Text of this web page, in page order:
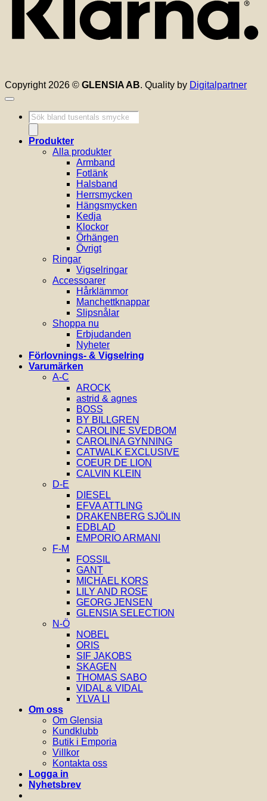
Copyright 2026 © GLENSIA AB. Quality by Digitalpartner
Produktsökning
Produkter
Alla produkter
Armband
Fotlänk
Halsband
Herrsmycken
Hängsmycken
Kedja
Klockor
Örhängen
Övrigt
Ringar
Vigselringar
Accessoarer
Hårklämmor
Manchettknappar
Slipsnålar
Shoppa nu
Erbjudanden
Nyheter
Förlovnings- & Vigselring
Varumärken
A-C
AROCK
astrid & agnes
BOSS
BY BILLGREN
CAROLINE SVEDBOM
CAROLINA GYNNING
CATWALK EXCLUSIVE
COEUR DE LION
CALVIN KLEIN
D-E
DIESEL
EFVA ATTLING
DRAKENBERG SJÖLIN
EDBLAD
EMPORIO ARMANI
F-M
FOSSIL
GANT
MICHAEL KORS
LILY AND ROSE
GEORG JENSEN
GLENSIA SELECTION
N-Ö
NOBEL
ORIS
SIF JAKOBS
SKAGEN
THOMAS SABO
VIDAL & VIDAL
YLVA LI
Om oss
Om Glensia
Kundklubb
Butik i Emporia
Villkor
Kontakta oss
Logga in
Nyhetsbrev